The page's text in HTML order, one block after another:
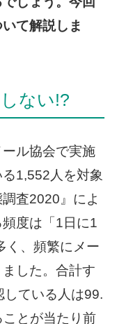
て解説しま
ない!?
ル協会で実施
1,552人を対象
査2020』によ
度は「1日に1
く、頻繁にメー
した。合計す
している人は99.
とが当たり前